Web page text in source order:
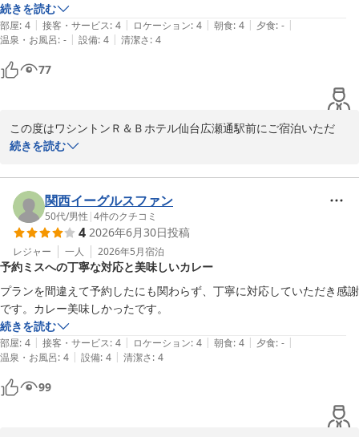
ワシントンＲ＆Ｂホテル仙台広瀬通駅前
2026-05-12
続きを読む
部屋: 4 | 接客・サービス: 4 | ロケーション: 4 | 朝食: 4 | 夕食: - |
温泉・お風呂: - | 設備: 4 | 清潔さ: 4
77
この度はワシントンＲ＆Ｂホテル仙台広瀬通駅前にご宿泊いただ
き、誠にありがとうございます。
内装や立地、そして朝食につきましてもご満足いただけたご様子
で、大変嬉しく存じます。当ホテルは地下鉄広瀬通駅東２番出口よ
り徒歩約１分と、ビジネスや観光の拠点として大変便利な立地にご
ざいます。
今後も快適にお過ごしいただけるようサービスの向上に努めてまい
ります。またのお越しを心よりお待ちしております。
フロント　郷古
ワシントンＲ＆Ｂホテル仙台広瀬通駅前
続きを読む
関西イーグルスファン
50代/男性 |4件のクチコミ
4 2026年6月30日投稿
レジャー 一人 2026年5月宿泊
予約ミスへの丁寧な対応と美味しいカレー
プランを間違えて予約したにも関わらず、丁寧に対応していただき感謝
です。カレー美味しかったです。
続きを読む
部屋: 4 | 接客・サービス: 4 | ロケーション: 4 | 朝食: 4 | 夕食: - |
温泉・お風呂: 4 | 設備: 4 | 清潔さ: 4
99